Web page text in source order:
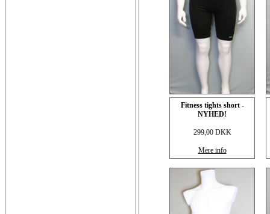
Fitness tights short -
NYHED!
299,00 DKK
Mere info